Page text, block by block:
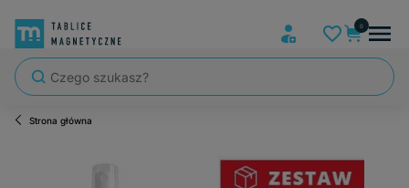
Strona główna